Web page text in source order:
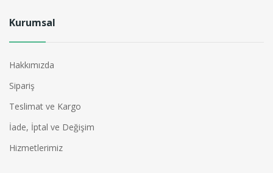
Kurumsal
Hakkımızda
Sipariş
Teslimat ve Kargo
İade, İptal ve Değişim
Hizmetlerimiz